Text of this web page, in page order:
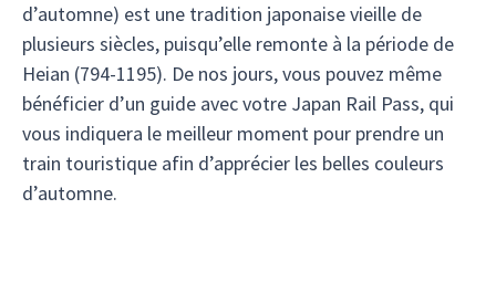
d’automne) est une tradition japonaise vieille de
plusieurs siècles, puisqu’elle remonte à la période de
Heian (794-1195). De nos jours, vous pouvez même
bénéficier d’un guide avec votre Japan Rail Pass, qui
vous indiquera le meilleur moment pour prendre un
train touristique afin d’apprécier les belles couleurs
d’automne.